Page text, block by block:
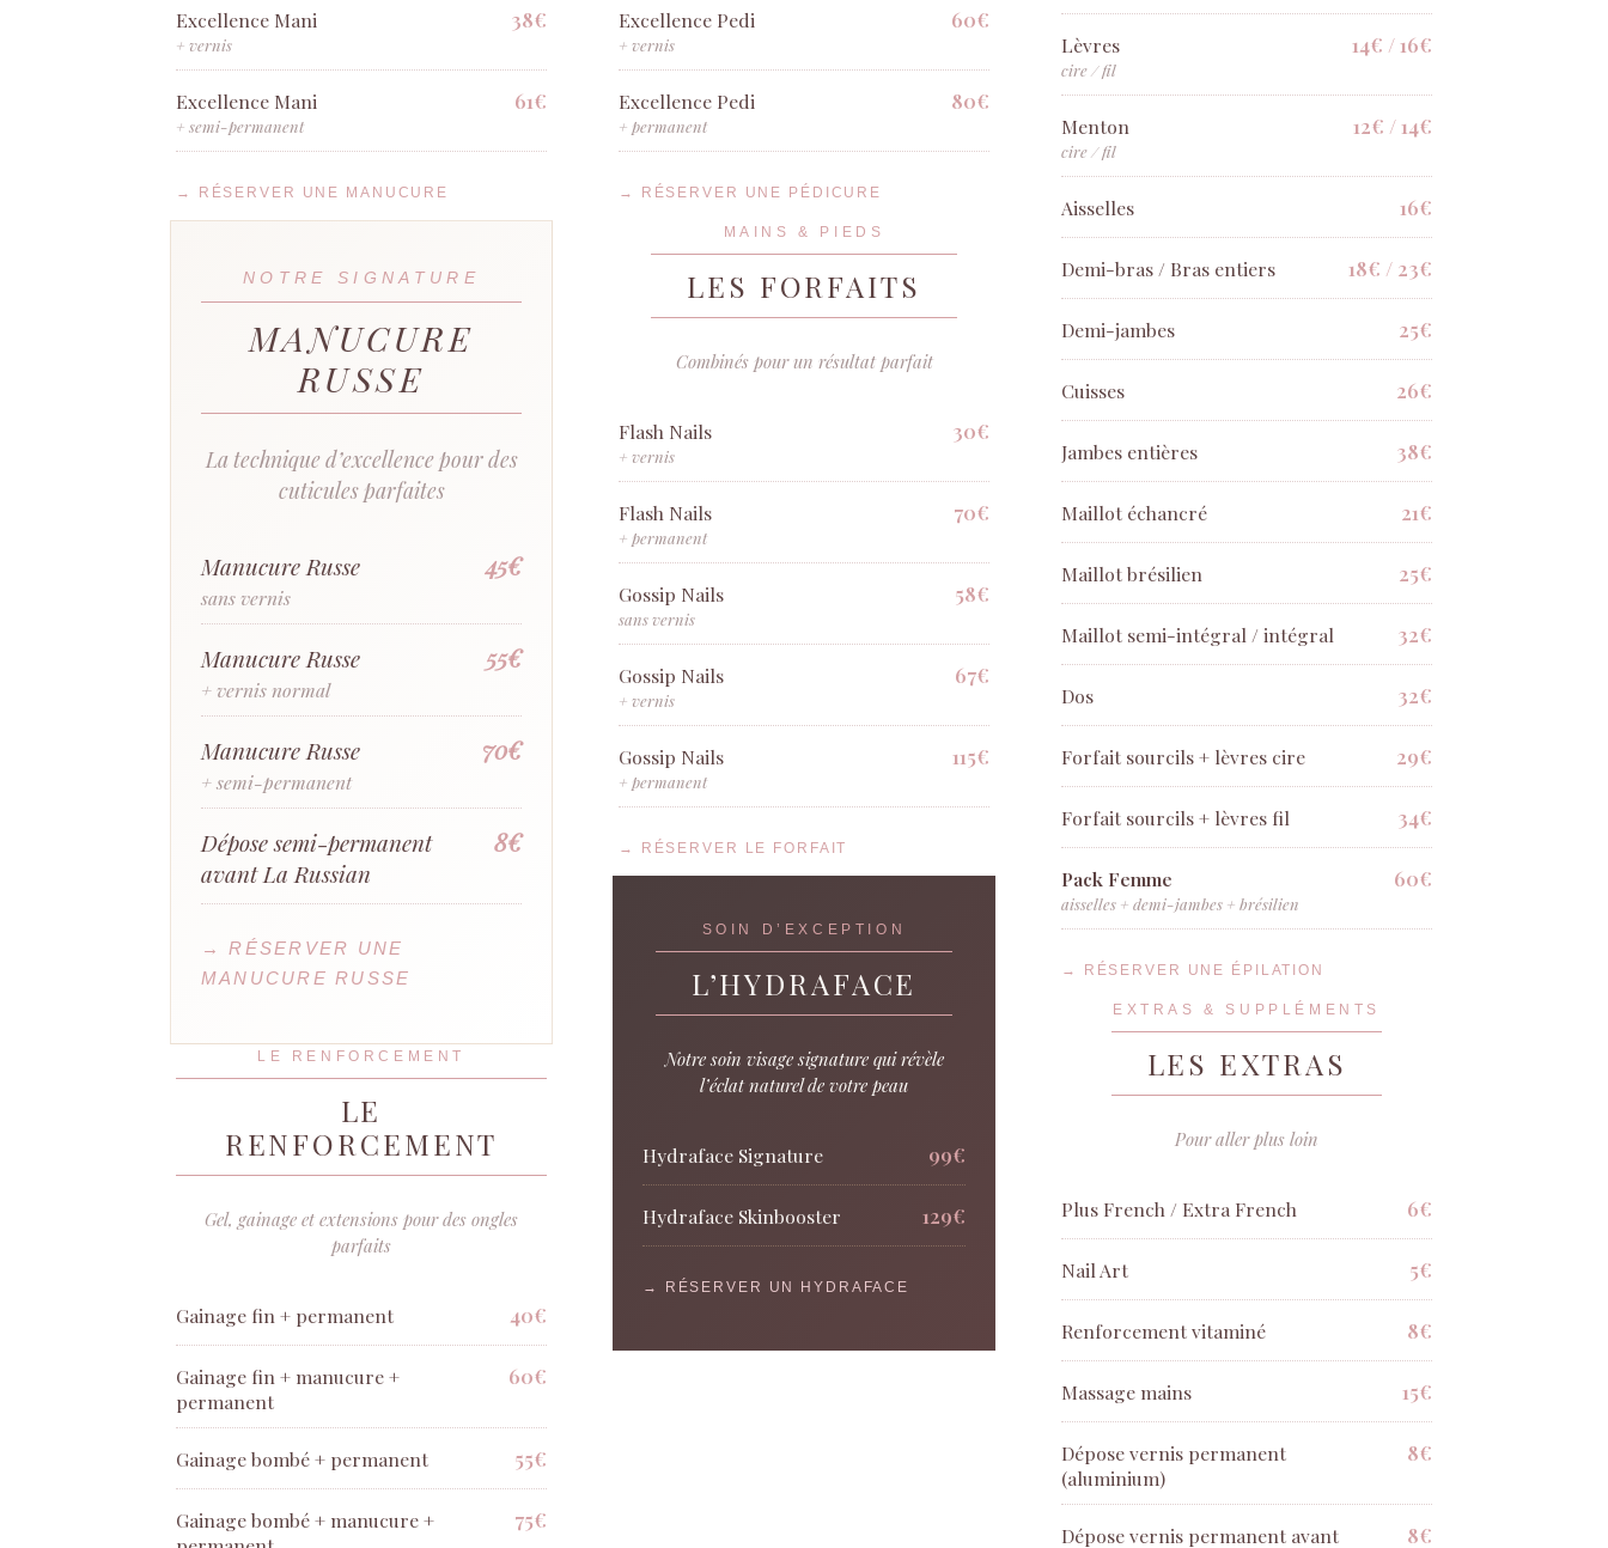
Excellence Mani
+ vernis
38€
Excellence Mani
+ semi-permanent
61€
→ RÉSERVER UNE MANUCURE
NOTRE SIGNATURE
MANUCURE
RUSSE
La technique d’excellence pour des
cuticules parfaites
Manucure Russe
sans vernis
45€
Manucure Russe
+ vernis normal
55€
Manucure Russe
+ semi-permanent
70€
Dépose semi-permanent
avant La Russian
8€
→ RÉSERVER UNE
MANUCURE RUSSE
LE RENFORCEMENT
LE
RENFORCEMENT
Gel, gainage et extensions pour des ongles
parfaits
Gainage fin + permanent 40€
Gainage fin + manucure +
permanent
60€
Gainage bombé + permanent 55€
Gainage bombé + manucure +
75€
Excellence Pedi
+ vernis
60€
Excellence Pedi
+ permanent
80€
→ RÉSERVER UNE PÉDICURE
MAINS & PIEDS
LES FORFAITS
Combinés pour un résultat parfait
Flash Nails
+ vernis
30€
Flash Nails
+ permanent
70€
Gossip Nails
sans vernis
58€
Gossip Nails
+ vernis
67€
Gossip Nails
+ permanent
115€
→ RÉSERVER LE FORFAIT
SOIN D’EXCEPTION
L’HYDRAFACE
Notre soin visage signature qui révèle
l’éclat naturel de votre peau
Hydraface Signature 99€
Hydraface Skinbooster 129€
→ RÉSERVER UN HYDRAFACE
Lèvres
cire / fil
14€ / 16€
Menton
cire / fil
12€ / 14€
Aisselles 16€
Demi-bras / Bras entiers 18€ / 23€
Demi-jambes 25€
Cuisses 26€
Jambes entières 38€
Maillot échancré 21€
Maillot brésilien 25€
Maillot semi-intégral / intégral 32€
Dos 32€
Forfait sourcils + lèvres cire 29€
Forfait sourcils + lèvres fil 34€
Pack Femme
aisselles + demi-jambes + brésilien
60€
→ RÉSERVER UNE ÉPILATION
EXTRAS & SUPPLÉMENTS
LES EXTRAS
Pour aller plus loin
Plus French / Extra French 6€
Nail Art 5€
Renforcement vitaminé 8€
Massage mains 15€
Dépose vernis permanent
(aluminium)
8€
Dépose vernis permanent avant
8€